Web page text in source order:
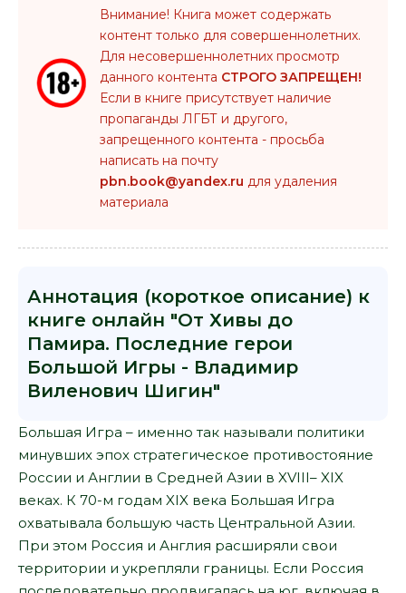
Внимание! Книга может содержать
контент только для совершеннолетних.
Для несовершеннолетних просмотр
данного контента СТРОГО ЗАПРЕЩЕН!
Если в книге присутствует наличие
пропаганды ЛГБТ и другого,
запрещенного контента - просьба
написать на почту
pbn.book@yandex.ru для удаления
материала
Аннотация (короткое описание) к
книге онлайн "От Хивы до
Памира. Последние герои
Большой Игры - Владимир
Виленович Шигин"
Большая Игра – именно так называли политики
минувших эпох стратегическое противостояние
России и Англии в Средней Азии в XVIII– XIX
веках. К 70-м годам XIX века Большая Игра
охватывала большую часть Центральной Азии.
При этом Россия и Англия расширяли свои
территории и укрепляли границы. Если Россия